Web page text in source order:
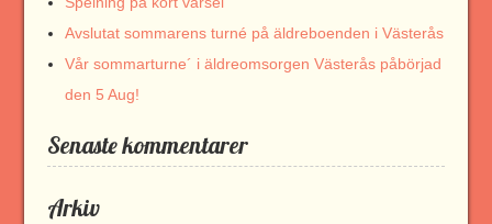
Avslutat sommarens turné på äldreboenden i Västerås
Vår sommarturne´ i äldreomsorgen Västerås påbörjad
den 5 Aug!
Senaste kommentarer
Arkiv